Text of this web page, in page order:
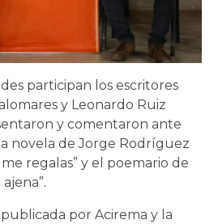
participan los escritores
y Leonardo Ruiz
y comentaron ante
novela de Jorge Rodríguez
regalas” y el poemario de
por Acirema y la